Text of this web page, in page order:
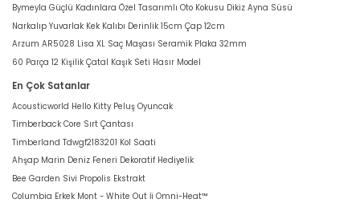
Bymeyla Güçlü Kadınlara Özel Tasarımlı Oto Kokusu Dikiz Ayna Süsü
Narkalıp Yuvarlak Kek Kalıbı Derinlik 15cm Çap 12cm
Arzum AR5028 Lisa XL Saç Maşası Seramik Plaka 32mm
60 Parça 12 Kişilik Çatal Kaşık Seti Hasır Model
En Çok Satanlar
Acousticworld Hello Kitty Peluş Oyuncak
Timberback Core Sırt Çantası
Timberland Tdwgf2183201 Kol Saati
Ahşap Marin Deniz Feneri Dekoratif Hediyelik
Bee Garden Sivi Propolis Ekstrakt
Columbia Erkek Mont - White Out İi Omni-Heat™